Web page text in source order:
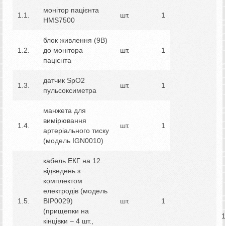
1.1.
монітор пацієнта
HMS7500
шт. 1
1.2.
блок живлення (9В)
до монітора
пацієнта
шт. 1
1.3.
датчик SpO2
пульсоксиметра
шт. 1
1.4.
манжета для
вимірювання
артеріального тиску
(модель IGN0010)
шт. 1
1.5.
кабель ЕКГ на 12
відведень з
комплектом
електродів (модель
ВІР0029)
(прищепки на
кінцівки – 4 шт.,
шт. 1